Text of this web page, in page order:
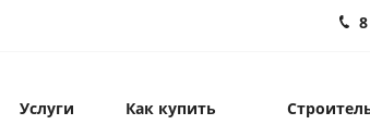
Услуги Как купить